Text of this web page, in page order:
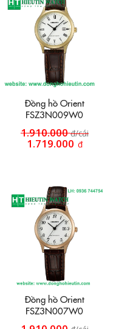
Đồng hồ Orient
FSZ3N009W0
1.910.000đ/cái
1.719.000 đ
Đồng hồ Orient
FSZ3N007W0